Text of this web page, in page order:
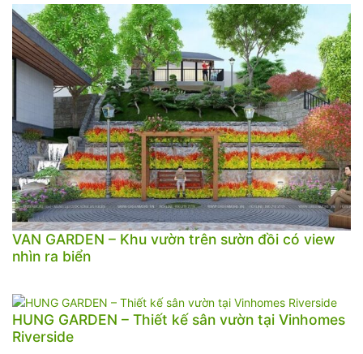
VAN GARDEN – Khu vườn trên sườn đồi có view
nhìn ra biển
HUNG GARDEN – Thiết kế sân vườn tại Vinhomes
Riverside